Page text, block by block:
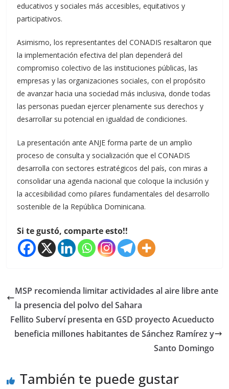
educativos y sociales más accesibles, equitativos y
participativos.
Asimismo, los representantes del CONADIS resaltaron que
la implementación efectiva del plan dependerá del
compromiso colectivo de las instituciones públicas, las
empresas y las organizaciones sociales, con el propósito
de avanzar hacia una sociedad más inclusiva, donde todas
las personas puedan ejercer plenamente sus derechos y
desarrollar su potencial en igualdad de condiciones.
La presentación ante ANJE forma parte de un amplio
proceso de consulta y socialización que el CONADIS
desarrolla con sectores estratégicos del país, con miras a
consolidar una agenda nacional que coloque la inclusión y
la accesibilidad como pilares fundamentales del desarrollo
sostenible de la República Dominicana.
Si te gustó, comparte esto!!
MSP recomienda limitar actividades al aire libre ante
la presencia del polvo del Sahara
Fellito Suberví presenta en GSD proyecto Acueducto
beneficia millones habitantes de Sánchez Ramírez y
Santo Domingo
También te puede gustar